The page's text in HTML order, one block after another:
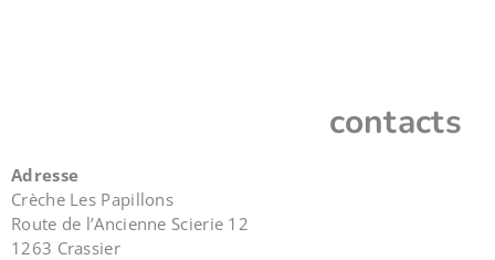
contacts
Adresse
Crèche Les Papillons
Route de l’Ancienne Scierie 12
1263 Crassier